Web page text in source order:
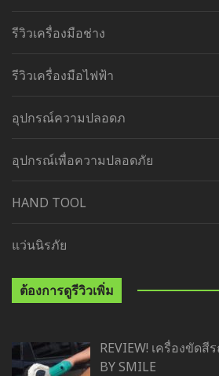
รีวิวเครื่องมือช่าง
รีวิวเครื่องมือไฟฟ้า
อุปกรณ์ความปลอดภ
อุปกรณ์เพื่อความปลอดภัย
HAND TOOL
แว่นนิรภัย
ต้องการดูรีวิวเพิ่ม
REVIEW! เครื่องขัดสี
BY SMILE